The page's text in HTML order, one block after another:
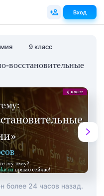
9 класс
восстановительные
более 24 часов назад.
Вход